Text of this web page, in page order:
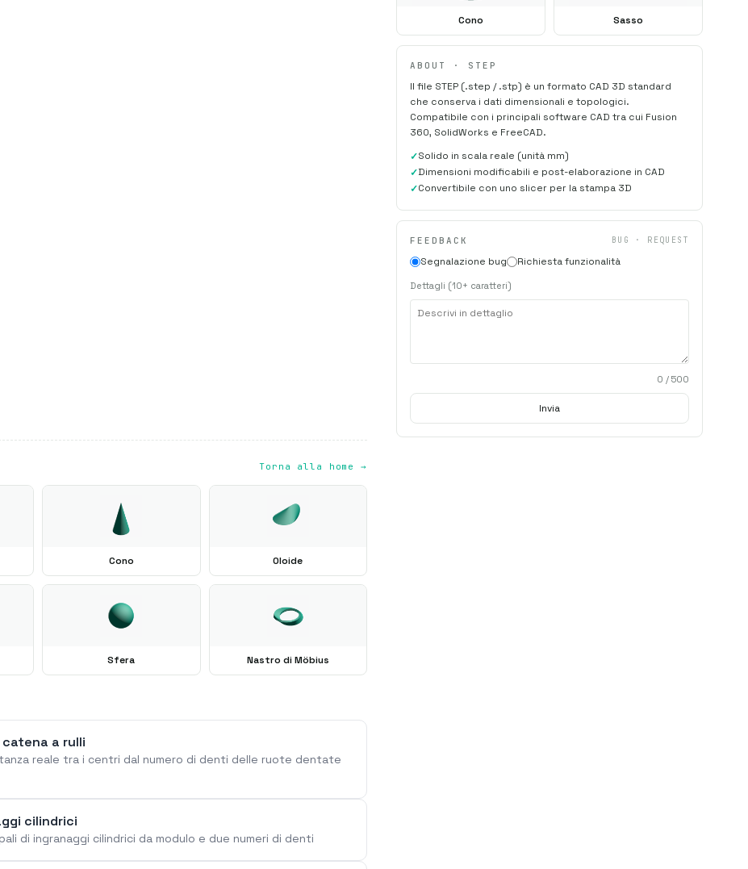
Torna alla home →
Cono Oloide
Sfera Nastro di Möbius
a rulli
reale tra i centri dal numero di denti delle ruote dentate
cilindrici
di ingranaggi cilindrici da modulo e due numeri di denti
Cono Sasso
ABOUT · STEP
Il file STEP (.step / .stp) è un formato CAD 3D standard
che conserva i dati dimensionali e topologici.
Compatibile con i principali software CAD tra cui Fusion
360, SolidWorks e FreeCAD.
Solido in scala reale (unità mm)
Dimensioni modificabili e post-elaborazione in CAD
Convertibile con uno slicer per la stampa 3D
FEEDBACK BUG · REQUEST
Segnalazione bug Richiesta funzionalità
Dettagli (10+ caratteri)
0 / 500
Invia